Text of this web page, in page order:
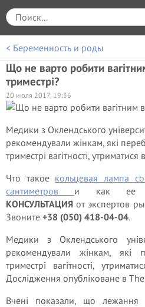
< Беременность и роды
Що не варто робити
триместрі?
20 июля 2017, 19:36
Медики з Оклендського
рекомендували жінкам, які
триместрі вагітності,
Что такое кольцевая лампа
сантиметров и как ее
КОНСУЛЬТАЦИЯ от экспертов
Звоните +38 (050) 418-04-04.
Медики з Оклендського
рекомендували жінкам, які
триместрі вагітності,
Дослідження опубліковане в
Вчені показали, що